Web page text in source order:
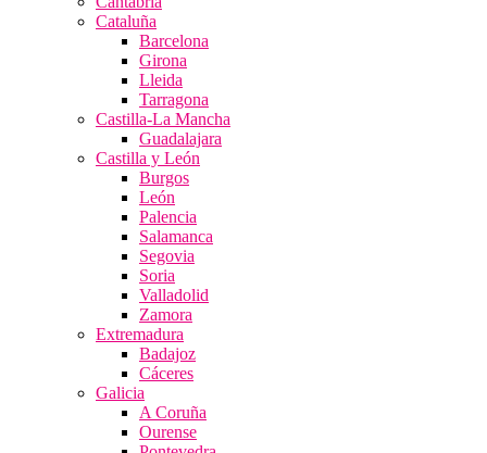
Cataluña
Barcelona
Girona
Lleida
Tarragona
Castilla-La Mancha
Guadalajara
Castilla y León
Burgos
León
Palencia
Salamanca
Segovia
Soria
Valladolid
Zamora
Extremadura
Badajoz
Cáceres
Galicia
A Coruña
Ourense